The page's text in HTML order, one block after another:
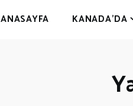
ANASAYFA KANADA’DA